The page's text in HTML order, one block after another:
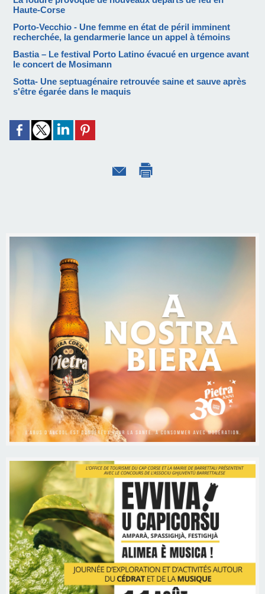
Haute-Corse
Porto-Vecchio - Une femme en état de péril imminent
recherchée, la gendarmerie lance un appel à témoins
Bastia – Le festival Porto Latino évacué en urgence avant
le concert de Mosimann
Sotta- Une septuagénaire retrouvée saine et sauve après
s'être égarée dans le maquis